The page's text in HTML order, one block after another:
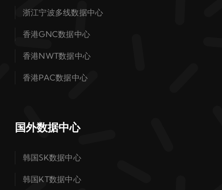
浙江宁波多线数据中心
香港GNC数据中心
香港NWT数据中心
香港PAC数据中心
国外数据中心
韩国SK数据中心
韩国KT数据中心